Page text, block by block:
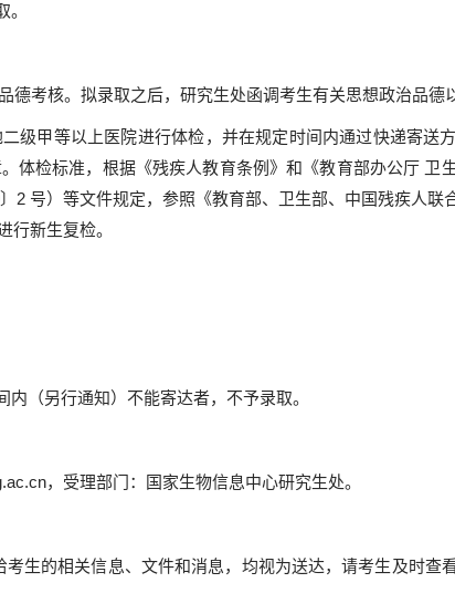
考核。拟录取之后，研究生处函调考生有关思想政治品德
级甲等以上医院进行体检，并在规定时间内通过快递寄送
体检标准，根据《残疾人教育条例》和《教育部办公厅 卫
2 号）等文件规定，参照《教育部、卫生部、中国残疾人
行新生复检。
（另行通知）不能寄达者，不予录取。
，受理部门：国家生物信息中心研究生处。
生的相关信息、文件和消息，均视为送达，请考生及时查